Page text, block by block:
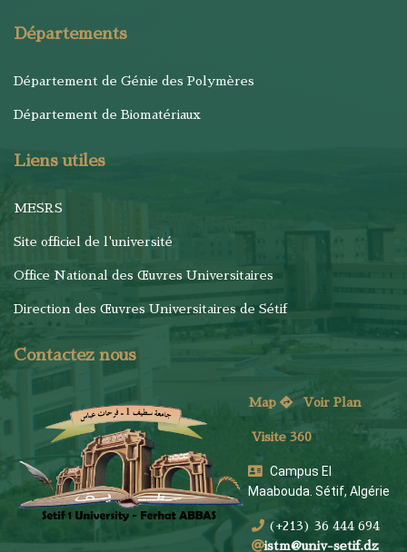
Départements
Département de Génie des Polymères
Département de Biomatériaux
Liens utiles
MESRS
Site officiel de l'université
Office National des Œuvres Universitaires
Direction des Œuvres Universitaires de Sétif
Contactez nous
Map Voir Plan
Visite 360
Campus El
Maabouda. Sétif, Algérie
(+213) 36 444 694
istm@univ-setif.dz